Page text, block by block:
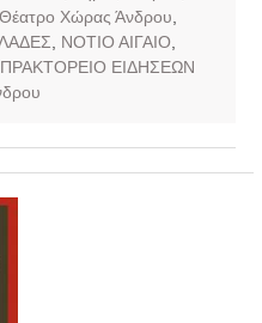
Χώρας Άνδρου
ΝΟΤΙΟ ΑΙΓΑΙΟ
ΠΡΑΚΤΟΡΕΙΟ ΕΙΔΗΣΕΩΝ